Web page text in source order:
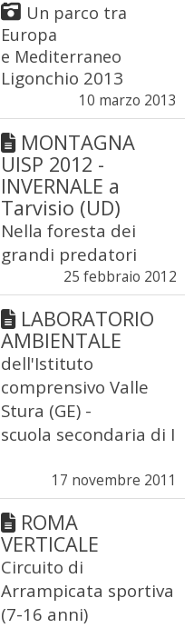
Un parco tra
Europa
e Mediterraneo
Ligonchio 2013
10 marzo 2013
MONTAGNA
UISP 2012 -
INVERNALE a
Tarvisio (UD)
Nella foresta dei
grandi predatori
25 febbraio 2012
LABORATORIO
AMBIENTALE
dell'Istituto
comprensivo Valle
Stura (GE) -
scuola secondaria di I
17 novembre 2011
ROMA
VERTICALE
Circuito di
Arrampicata sportiva
(7-16 anni)